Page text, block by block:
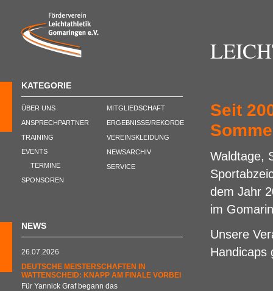
KATEGORIE
ÜBER UNS
ANSPRECHPARTNER
TRAINING
EVENTS
TERMINE
SPONSOREN
MITGLIEDSCHAFT
ERGEBNISSE/REKORDE
VEREINSKLEIDUNG
NEWSARCHIV
SERVICE
NEWS
26.07.2026
DEUTSCHE MEISTERSCHAFTEN IN
WATTENSCHEID: KNAPP AM FINALE VORBEI
Für Yannick Graf begann das
Seit
Waldtage,
dem Jahr
im
Unsere
Handicaps